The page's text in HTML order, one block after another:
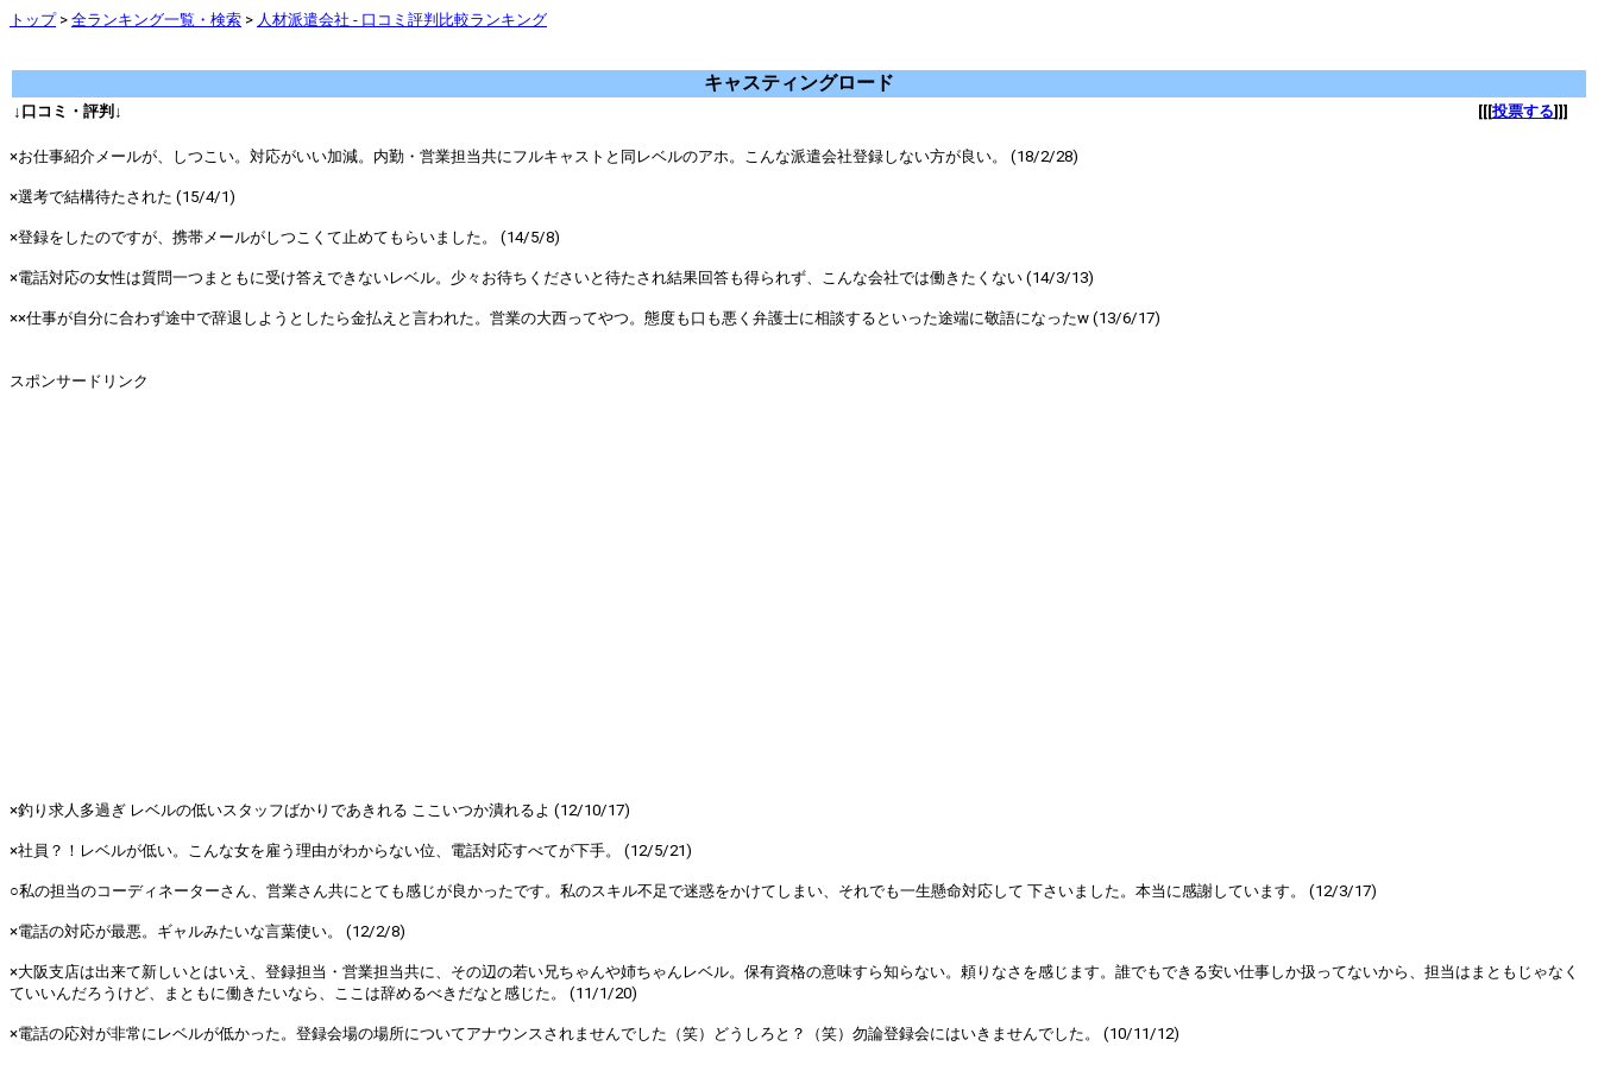
トップ> 全ランキング一覧・検索 > 人材派遣会社 - 口コミ評判比較ランキング
キャスティングロード
↓口コミ・評判↓ [[[投票する]]]
×お仕事紹介メールが、しつこい。対応がいい加減。内勤・営業担当共にフルキャストと同レベルのアホ。こんな派遣会社登録しない方が良い。 (18/2/28)
×選考で結構待たされた (15/4/1)
×登録をしたのですが、携帯メールがしつこくて止めてもらいました。 (14/5/8)
×電話対応の女性は質問一つまともに受け答えできないレベル。少々お待ちくださいと待たされ結果回答も得られず、こんな会社では働きたくない (14/3/13)
××仕事が自分に合わず途中で辞退しようとしたら金払えと言われた。営業の大西ってやつ。態度も口も悪く弁護士に相談するといった途端に敬語になったw (13/6/17)
スポンサードリンク
×釣り求人多過ぎ レベルの低いスタッフばかりであきれる ここいつか潰れるよ (12/10/17)
×社員？！レベルが低い。こんな女を雇う理由がわからない位、電話対応すべてが下手。 (12/5/21)
○私の担当のコーディネーターさん、営業さん共にとても感じが良かったです。私のスキル不足で迷惑をかけてしまい、それでも一生懸命対応して 下さいました。本当に感謝しています。 (12/3/17)
×電話の対応が最悪。ギャルみたいな言葉使い。 (12/2/8)
×大阪支店は出来て新しいとはいえ、登録担当・営業担当共に、その辺の若い兄ちゃんや姉ちゃんレベル。保有資格の意味すら知らない。頼りなさを感じます。誰でもできる安い仕事しか扱ってないから、担当はまともじゃなく
ていいんだろうけど、まともに働きたいなら、ここは辞めるべきだなと感じた。 (11/1/20)
×電話の応対が非常にレベルが低かった。登録会場の場所についてアナウンスされませんでした（笑）どうしろと？（笑）勿論登録会にはいきませんでした。 (10/11/12)